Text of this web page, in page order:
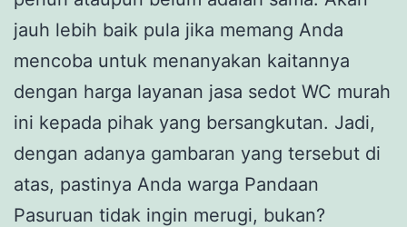
jauh lebih baik pula jika memang Anda
mencoba untuk menanyakan kaitannya
dengan harga layanan jasa sedot WC murah
ini kepada pihak yang bersangkutan. Jadi,
dengan adanya gambaran yang tersebut di
atas, pastinya Anda warga Pandaan
Pasuruan tidak ingin merugi, bukan?